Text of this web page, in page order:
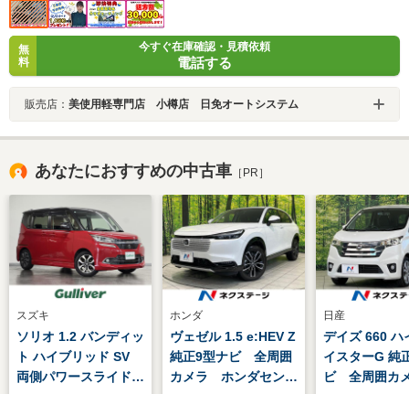
無
料
今すぐ在庫確認・見積依頼
電話する
販売店： 美使用軽専門店 小樽店 日免オートシステム
あなたにおすすめの中古車 ［PR］
スズキ
ソリオ 1.2 バンディッ
ト ハイブリッド SV
両側パワースライドド
ホンダ
ヴェゼル 1.5 e:HEV Z
純正9型ナビ 全周囲
カメラ ホンダセンシ
日産
デイズ 660 ハ
イスターG 純
ビ 全周囲カ